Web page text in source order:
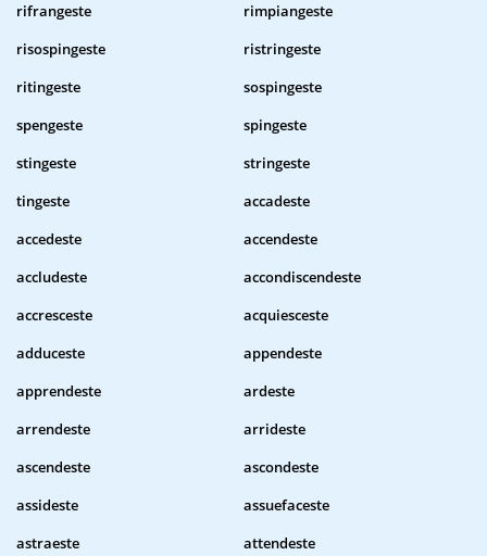
rifrangeste
rimpiangeste
risospingeste
ristringeste
ritingeste
sospingeste
spengeste
spingeste
stingeste
stringeste
tingeste
accadeste
accedeste
accendeste
accludeste
accondiscendeste
accresceste
acquiesceste
adduceste
appendeste
apprendeste
ardeste
arrendeste
arrideste
ascendeste
ascondeste
assideste
assuefaceste
astraeste
attendeste